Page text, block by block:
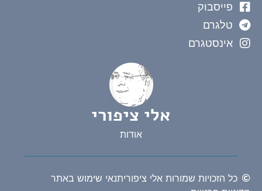
פייסבוק
טלגרם
אינסטגרם
אלי ציפורי
אודות
כל הזכויות שמורות אלי ציפוריתנאי שימוש באתר